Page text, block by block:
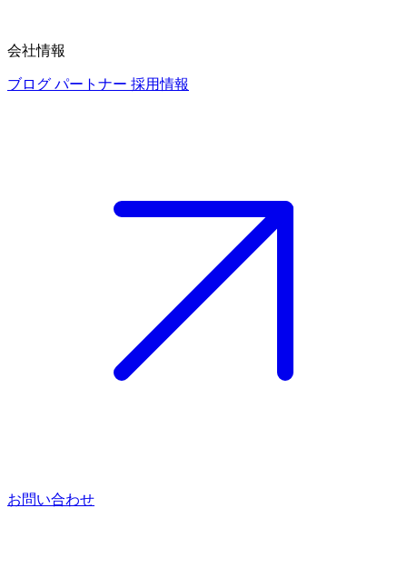
会社情報
ブログ パートナー 採用情報
お問い合わせ